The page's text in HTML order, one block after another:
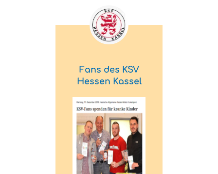
Fans des KSV
Hessen Kassel